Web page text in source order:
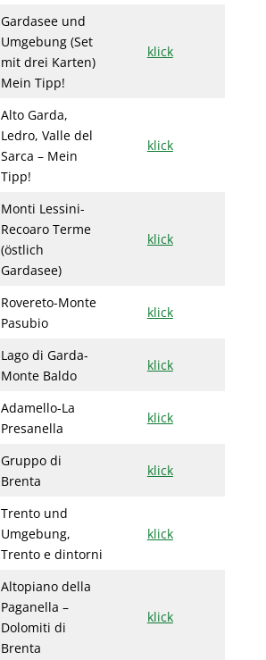
Gardasee und
Umgebung (Set
mit drei Karten)
Mein Tipp!
klick
Alto Garda,
Ledro, Valle del
Sarca – Mein
Tipp!
klick
Monti Lessini-
Recoaro Terme
(östlich
Gardasee)
klick
Rovereto-Monte
Pasubio
klick
Lago di Garda-
Monte Baldo
klick
Adamello-La
Presanella
klick
Gruppo di
Brenta
klick
Trento und
Umgebung,
Trento e dintorni
klick
Altopiano della
Paganella –
Dolomiti di
Brenta
klick